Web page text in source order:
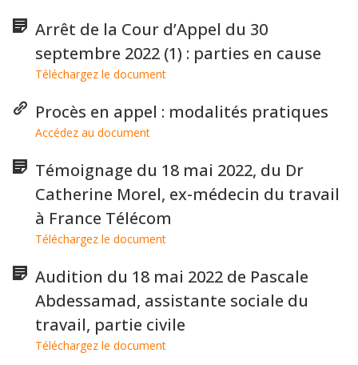
Arrêt de la Cour d’Appel du 30
septembre 2022 (1) : parties en cause
Téléchargez le document
Procès en appel : modalités pratiques
Accédez au document
Témoignage du 18 mai 2022, du Dr
Catherine Morel, ex-médecin du travail
à France Télécom
Téléchargez le document
Audition du 18 mai 2022 de Pascale
Abdessamad, assistante sociale du
travail, partie civile
Téléchargez le document